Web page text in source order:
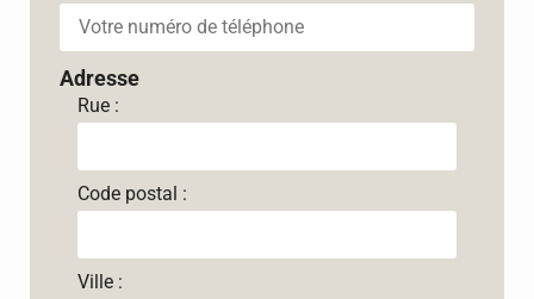
Adresse
Rue :
Code postal :
Ville :